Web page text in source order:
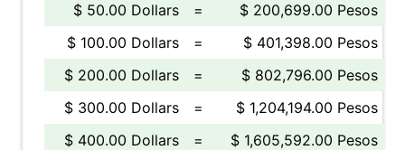
$ 50.00 Dollars
=
$ 200,699.00 Pesos
$ 100.00 Dollars
=
$ 401,398.00 Pesos
$ 200.00 Dollars
=
$ 802,796.00 Pesos
$ 300.00 Dollars
=
$ 1,204,194.00 Pesos
$ 400.00 Dollars
=
$ 1,605,592.00 Pesos